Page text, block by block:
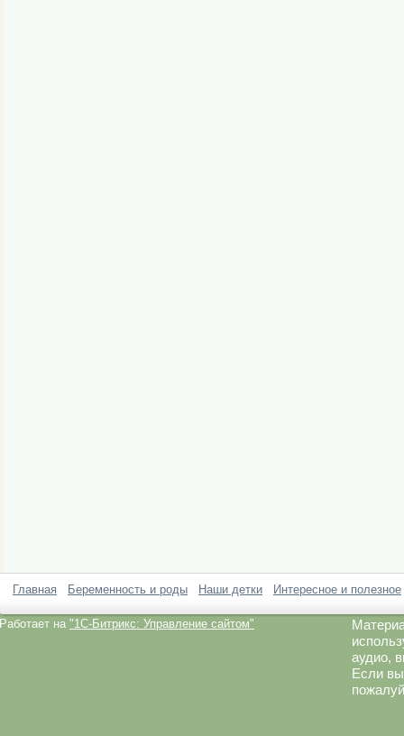
Главная Беременность и роды Наши детки Интересное и полезное
Работает на "1C-Битрикс: Управление сайтом"
аудио,
Если вы